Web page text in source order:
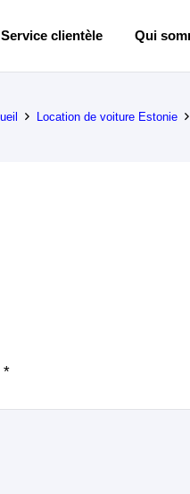
Service clientèle Qui
Location de voiture Estonie
*